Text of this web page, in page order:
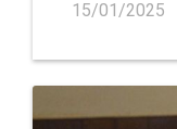
15/01/2025